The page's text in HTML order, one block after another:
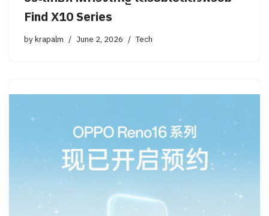
Find X10 Series
bykrapalm June 2, 2026 Tech